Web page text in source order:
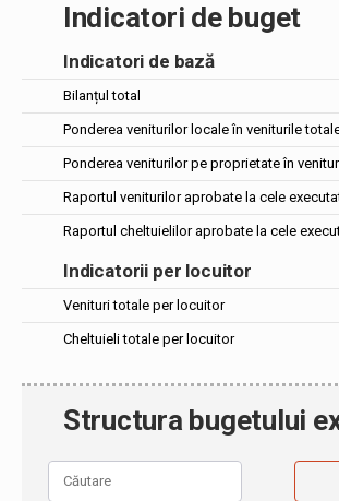
Indicatori de buget
Indicatori de bază
Bilanțul total
Ponderea veniturilor locale în veniturile
Ponderea veniturilor pe proprietate în
Raportul veniturilor aprobate la cele
Raportul cheltuielilor aprobate la cele
Indicatorii per locuitor
Venituri totale per locuitor
Cheltuieli totale per locuitor
Structura bugetului